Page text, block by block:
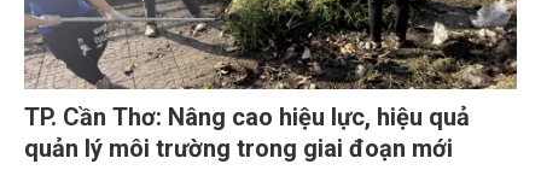
TP. Cần Thơ: Nâng cao hiệu lực, hiệu quả
quản lý môi trường trong giai đoạn mới